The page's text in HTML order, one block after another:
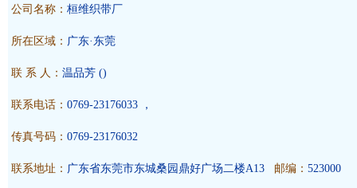
公司名称： 桓维织带厂
所在区域： 广东·东莞
联 系 人： 温品芳 ()
联系电话： 0769-23176033 ，
传真号码： 0769-23176032
联系地址： 广东省东莞市东城桑园鼎好广场二楼A13 邮编： 523000